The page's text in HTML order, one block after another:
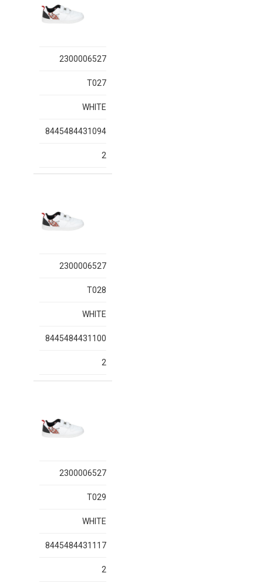
2300006527
T027
WHITE
8445484431094
2
2300006527
T028
WHITE
8445484431100
2
2300006527
T029
WHITE
8445484431117
2